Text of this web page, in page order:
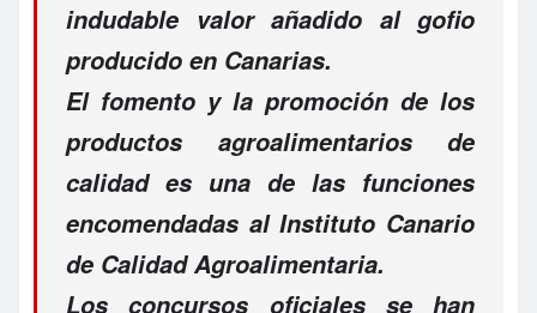
indudable valor añadido al gofio
producido en Canarias.
El fomento y la promoción de los
productos agroalimentarios de
calidad es una de las funciones
encomendadas al Instituto Canario
de Calidad Agroalimentaria.
Los concursos oficiales se han